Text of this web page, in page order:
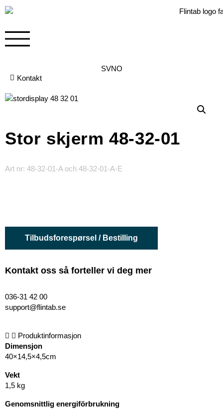
SVNO
Kontakt
Stor skjerm 48-32-01
Art nr: 48-32-01-A och 48-32-01-A-E
Tilbudsforespørsel / Bestilling
Kontakt oss så forteller vi deg mer
036-31 42 00
support@flintab.se
Produktinformasjon
Dimensjon
40×14,5×4,5cm
Vekt
1,5 kg
Genomsnittlig energiförbrukning